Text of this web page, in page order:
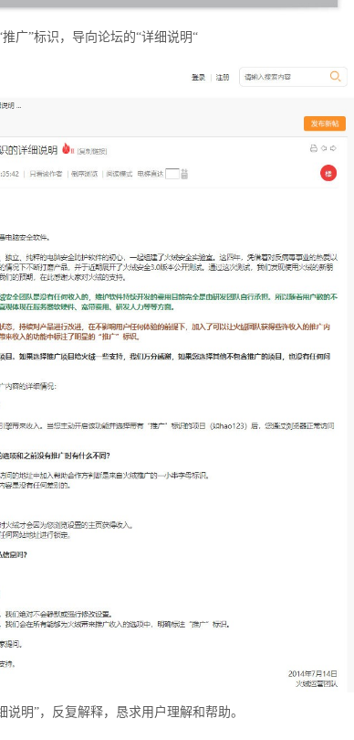
广”标识，导向论坛的“详细说明“
说明”，反复解释，恳求用户理解和帮助。